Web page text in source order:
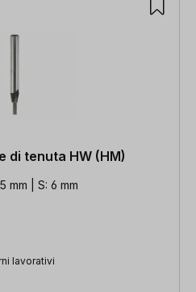
di tenuta HW (HM)
mm | S: 6 mm
lavorativi